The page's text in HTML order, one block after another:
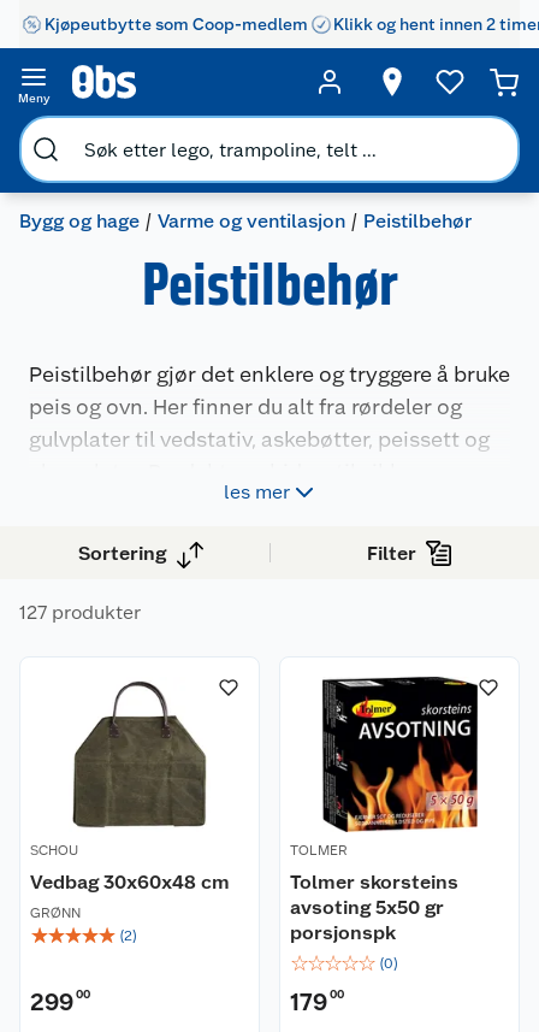
Kjøpeutbytte som Coop-medlem Klikk og hent innen 2
Meny
Bygg og hage Varme og ventilasjon Peistilbehør
Peistilbehør
Peistilbehør gjør det enklere og tryggere å bruke
peis og ovn. Her finner du alt fra rørdeler og
gulvplater til vedstativ, askebøtter, peissett og
montering, bedre trekk og ryddig oppbevaring
av ved og aske. Uansett om du skal installere
nytt ildsted eller bare trenger praktisk utstyr til
fyringssesongen, finner du det du trenger her.
les mer
Sortering Filter
127 produkter
SCHOU
Vedbag 30x60x48 cm
GRØNN
☆☆☆☆☆ (2)
29900
TOLMER
Tolmer skorsteins
avsoting 5x50 gr
porsjonspk
☆☆☆☆☆ (0)
17900